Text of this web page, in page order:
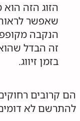
הזוג הזה הוא
שאפשר
הנקבה
זה הבדל
בזמן זיווג.
הם קרובים
להתרשם לא